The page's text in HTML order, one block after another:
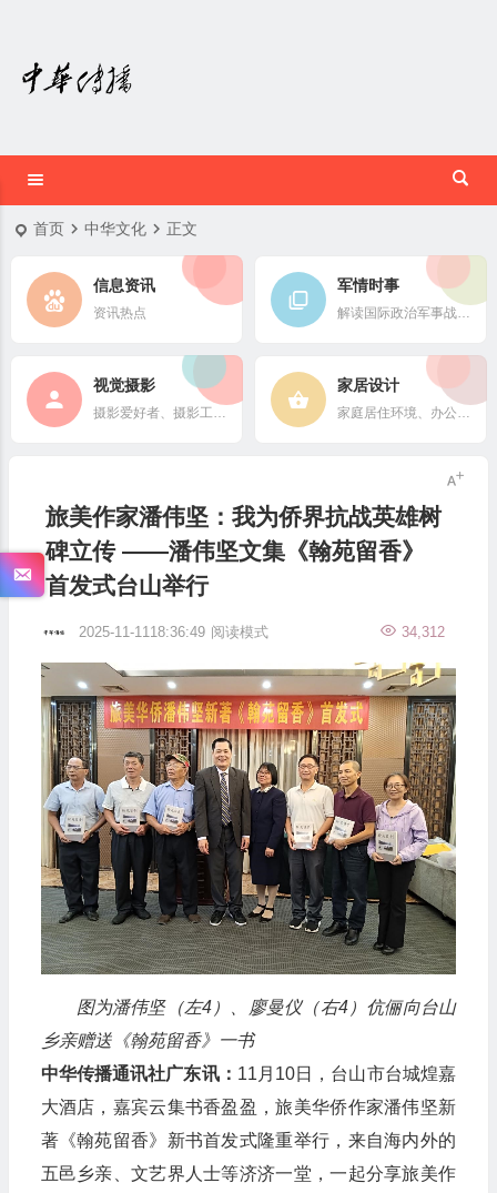
首页 中华文化 正文
信息资讯
资讯热点
军情时事
解读国际政治军事战略格局
视觉摄影
摄影爱好者、摄影工作者及摄影行业信息
家居设计
家庭居住环境、办公场所、公共空间陈设风格以设计搭配
旅美作家潘伟坚：我为侨界抗战英雄树
碑立传 ——潘伟坚文集《翰苑留香》
首发式台山举行
2025-11-1118:36:49 34,312
阅读模式
图为潘伟坚（左4）、廖曼仪（右4）伉俪向台山
乡亲赠送《翰苑留香》一书
中华传播通讯社广东讯： 11月10日，台山市台城煌嘉
大酒店，嘉宾云集书香盈盈，旅美华侨作家潘伟坚新
著《翰苑留香》新书首发式隆重举行，来自海内外的
五邑乡亲、文艺界人士等济济一堂，一起分享旅美作